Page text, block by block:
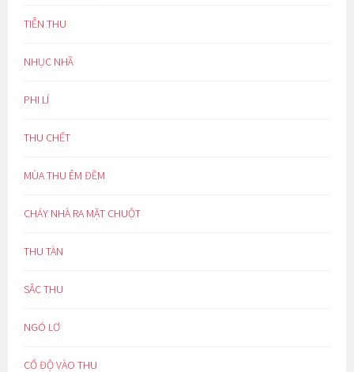
TIỄN THU
NHỤC NHÃ
PHI LÍ
THU CHẾT
MÙA THU ÊM ĐỀM
CHÁY NHÀ RA MẶT CHUỘT
THU TÀN
SẮC THU
NGÓ LƠ
CỔ ĐỘ VÀO THU